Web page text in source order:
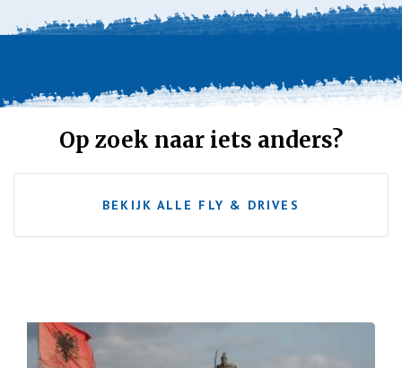
Op zoek naar iets anders?
BEKIJK ALLE FLY & DRIVES